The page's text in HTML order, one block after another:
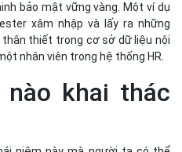
bảo mật vững vàng. Một ví dụ
xâm nhập và lấy ra những
thiết trong cơ sở dữ liệu nội
nhân viên trong hệ thống HR.
nào khai thác